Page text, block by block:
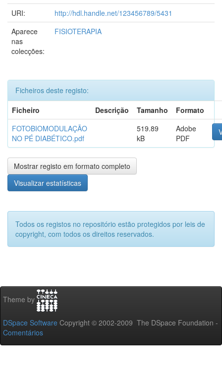
URI:
http://hdl.handle.net/123456789/5431
Aparece
nas
colecções:
FISIOTERAPIA
Ficheiros deste registo:
Ficheiro
Descrição Tamanho
Formato
FOTOBIOMODULAÇÃO
NO PÉ DIABÉTICO.pdf
519.89
kB
Adobe
PDF
Mostrar registo em formato completo
Visualizar estatísticas
Todos os registos no repositório estão protegidos por leis de
copyright, com todos os direitos reservados.
Theme by
DSpace Software Copyright © 2002-2009 The DSpace Foundation -
Comentários